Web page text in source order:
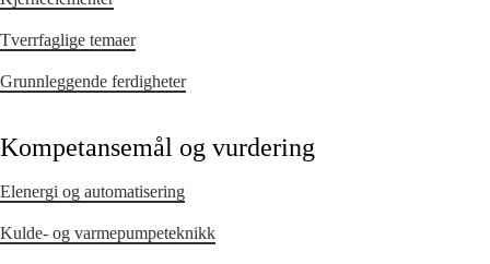
Tverrfaglige temaer
Grunnleggende ferdigheter
Kompetansemål og vurdering
Elenergi og automatisering
Kulde- og varmepumpeteknikk